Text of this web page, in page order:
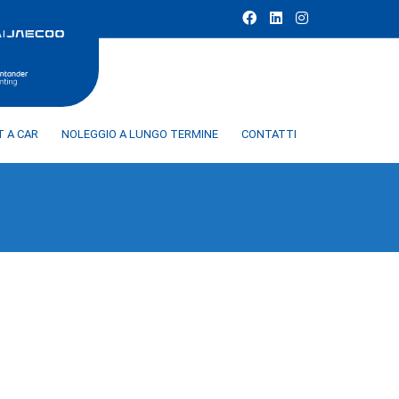
A CAR NOLEGGIO A LUNGO TERMINE CONTATTI